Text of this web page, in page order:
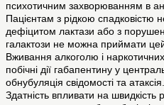
психотичним захворюванням в
Пацієнтам з рідкою спадковістю
дефіцитом лактази або з
галактози не можна приймати цей
Вживання алкоголю і
побічні дії габапентину у
обнубуляція свідомості та атаксія.
Здатність впливати на швидкість